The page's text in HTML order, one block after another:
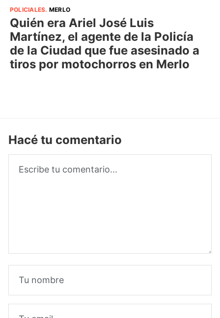
POLICIALES. MERLO
Quién era Ariel José Luis
Martínez, el agente de la Policía
de la Ciudad que fue asesinado a
tiros por motochorros en Merlo
Hacé tu comentario